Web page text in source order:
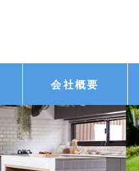
会社概要